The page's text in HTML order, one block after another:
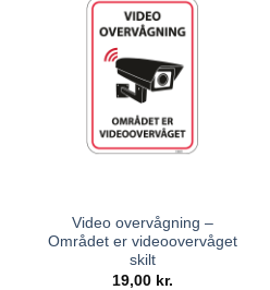
Video overvågning –
Området er videoovervåget
skilt
19,00 kr.